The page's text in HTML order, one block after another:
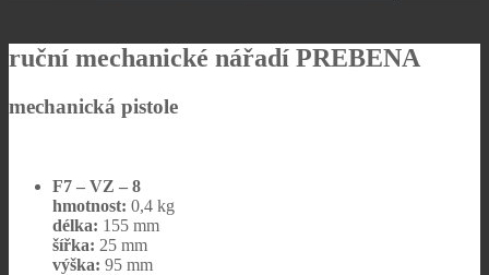
ruční mechanické nářadí PREBENA
mechanická pistole
F7 – VZ – 8
hmotnost: 0,4 kg
délka: 155 mm
šířka: 25 mm
výška: 95 mm